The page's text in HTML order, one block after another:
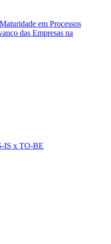
em Processos
das Empresas na
IS x TO-BE